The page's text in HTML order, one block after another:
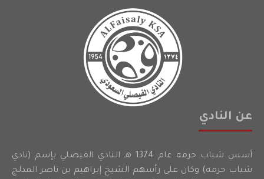
عن النادي
أسس شباب حرمه عام 1374 هـ النادي الفيصلي بإسم (نادي
شباب حرمه) وكان على رأسهم الشيخ إبراهيم بن ناصر المدلج